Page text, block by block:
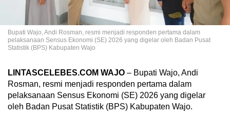
Bupati Wajo, Andi Rosman, resmi menjadi responden pertama dalam
pelaksanaan Sensus Ekonomi (SE) 2026 yang digelar oleh Badan Pusat
Statistik (BPS) Kabupaten Wajo
LINTASCELEBES.COM WAJO – Bupati Wajo, Andi
Rosman, resmi menjadi responden pertama dalam
pelaksanaan Sensus Ekonomi (SE) 2026 yang digelar
oleh Badan Pusat Statistik (BPS) Kabupaten Wajo.